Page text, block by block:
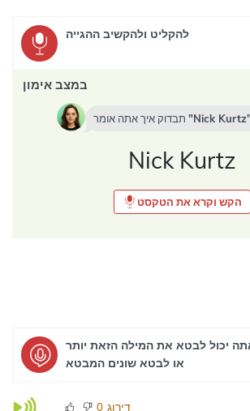
להקליט ולהקשיב ההגייה
במצב אימון
Nick Kurtz
Nick Kurtz
הקש וקרא את הטקסט
או לבטא שונים המבטא
0 דירוג